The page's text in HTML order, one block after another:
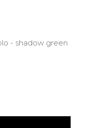
- shadow green